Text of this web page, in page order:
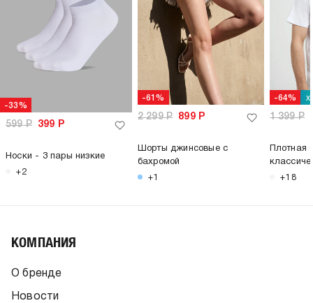
-33%
599Р 399 Р
Носки - 3 пары низкие
+2
-61%
2 299Р 899Р
Шорты джинсовые с
бахромой
+1
-64%
1 399Р
Плотная
+18
КОМПАНИЯ
О бренде
Новости